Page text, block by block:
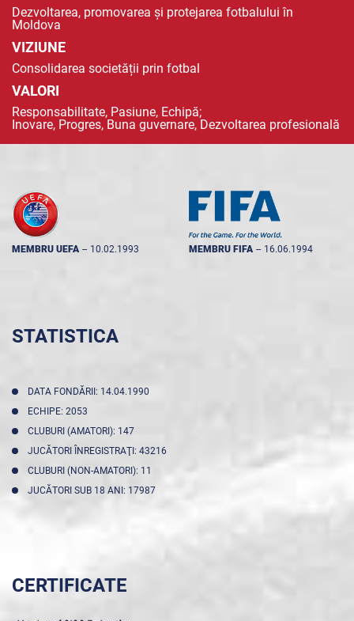
Dezvoltarea, promovarea și protejarea fotbalului în
Moldova
VIZIUNE
Consolidarea societății prin fotbal
VALORI
Responsabilitate, Pasiune, Echipă;
Inovare, Progres, Buna guvernare, Dezvoltarea profesională
MEMBRU UEFA -- 10.02.1993 MEMBRU FIFA -- 16.06.1994
STATISTICA
DATA FONDĂRII: 14.04.1990
ECHIPE: 2053
CLUBURI (AMATORI): 147
JUCĂTORI ÎNREGISTRAŢI: 43216
CLUBURI (NON-AMATORI): 11
JUCĂTORI SUB 18 ANI: 17987
CERTIFICATE